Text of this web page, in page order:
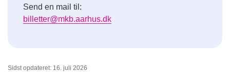
Send en mail til:
billetter@mkb.aarhus.dk
Sidst opdateret: 16. juli 2026